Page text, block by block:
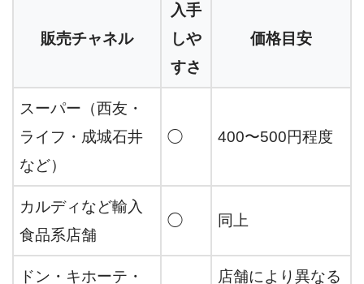
販売チャネル
入手
しや
すさ
価格目安
スーパー（西友・
ライフ・成城石井
など）
◯ 400〜500円程度
カルディなど輸入
食品系店舗
◯ 同上
ドン・キホーテ・
店舗により異なる